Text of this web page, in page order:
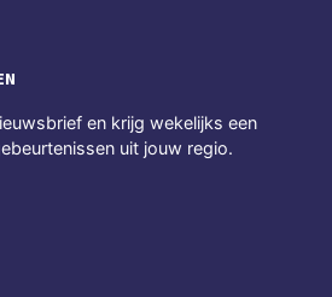
en krijg wekelijks een
uit jouw regio.